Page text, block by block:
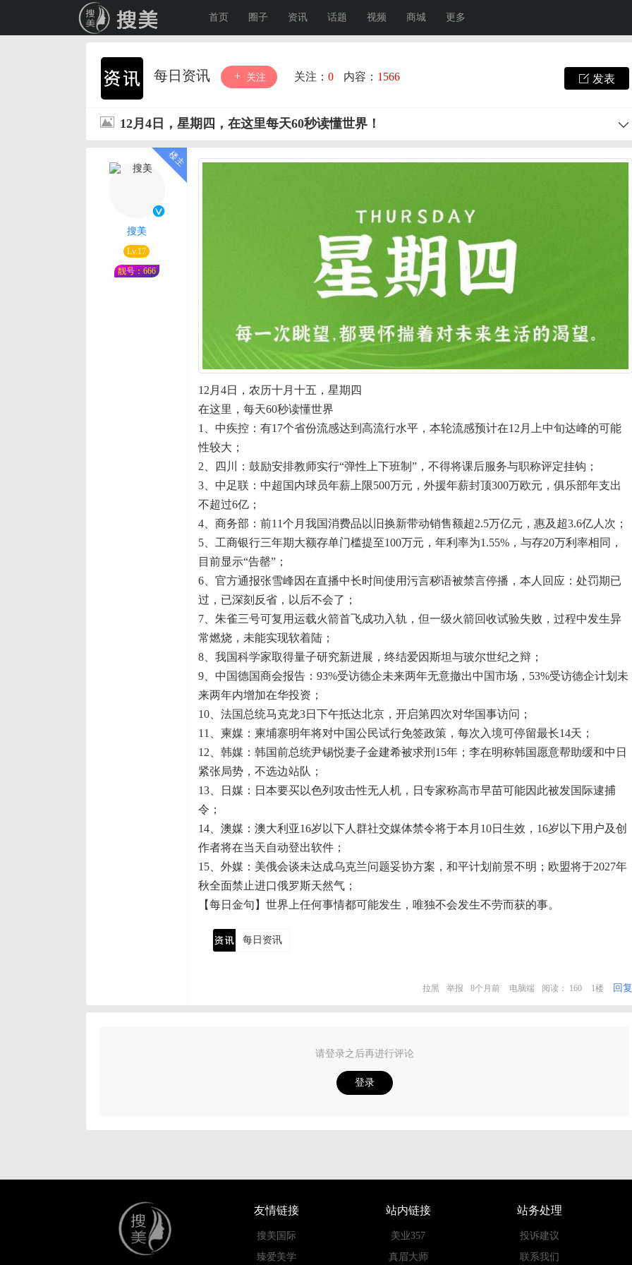
首页 圈子 资讯 话题 视频 商城 更多
每日资讯 关注 关注： 0 内容： 1566 发表
12月4日，星期四，在这里每天60秒读懂世界！
搜美
Lv.17
靓号：666
12月4日，农历十月十五，星期四
在这里，每天60秒读懂世界
1、中疾控：有17个省份流感达到高流行水平，本轮流感预计在12月上中旬达峰的可能
性较大；
2、四川：鼓励安排教师实行“弹性上下班制”，不得将课后服务与职称评定挂钩；
3、中足联：中超国内球员年薪上限500万元，外援年薪封顶300万欧元，俱乐部年支出
不超过6亿；
4、商务部：前11个月我国消费品以旧换新带动销售额超2.5万亿元，惠及超3.6亿人次；
5、工商银行三年期大额存单门槛提至100万元，年利率为1.55%，与存20万利率相同，
目前显示“告罄”；
6、官方通报张雪峰因在直播中长时间使用污言秽语被禁言停播，本人回应：处罚期已
过，已深刻反省，以后不会了；
7、朱雀三号可复用运载火箭首飞成功入轨，但一级火箭回收试验失败，过程中发生异
常燃烧，未能实现软着陆；
8、我国科学家取得量子研究新进展，终结爱因斯坦与玻尔世纪之辩；
9、中国德国商会报告：93%受访德企未来两年无意撤出中国市场，53%受访德企计划未
来两年内增加在华投资；
10、法国总统马克龙3日下午抵达北京，开启第四次对华国事访问；
11、柬媒：柬埔寨明年将对中国公民试行免签政策，每次入境可停留最长14天；
12、韩媒：韩国前总统尹锡悦妻子金建希被求刑15年；李在明称韩国愿意帮助缓和中日
紧张局势，不选边站队；
13、日媒：日本要买以色列攻击性无人机，日专家称高市早苗可能因此被发国际逮捕
令；
14、澳媒：澳大利亚16岁以下人群社交媒体禁令将于本月10日生效，16岁以下用户及创
作者将在当天自动登出软件；
15、外媒：美俄会谈未达成乌克兰问题妥协方案，和平计划前景不明；欧盟将于2027年
秋全面禁止进口俄罗斯天然气；
【每日金句】世界上任何事情都可能发生，唯独不会发生不劳而获的事。
每日资讯
拉黑 举报 8个月前 电脑端 阅读： 160 1楼 回复
请登录之后再进行评论
登录
友情链接
搜美国际
臻爱美学
站内链接
美业357
真眉大师
站务处理
投诉建议
联系我们